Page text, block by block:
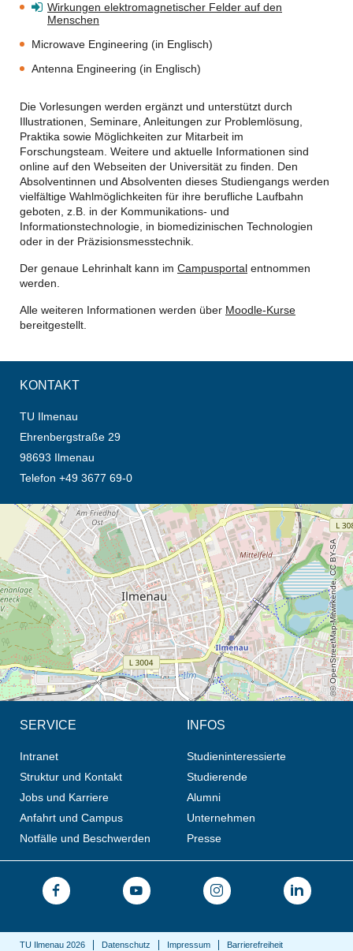
Wirkungen elektromagnetischer Felder auf den
Menschen
Microwave Engineering (in Englisch)
Antenna Engineering (in Englisch)
Die Vorlesungen werden ergänzt und unterstützt durch
Illustrationen, Seminare, Anleitungen zur Problemlösung,
Praktika sowie Möglichkeiten zur Mitarbeit im
Forschungsteam. Weitere und aktuelle Informationen sind
online auf den Webseiten der Universität zu finden. Den
Absolventinnen und Absolventen dieses Studiengangs werden
vielfältige Wahlmöglichkeiten für ihre berufliche Laufbahn
geboten, z.B. in der Kommunikations- und
Informationstechnologie, in biomedizinischen Technologien
oder in der Präzisionsmesstechnik.
Der genaue Lehrinhalt kann im Campusportal entnommen
werden.
Alle weiteren Informationen werden über Moodle-Kurse
bereitgestellt.
KONTAKT
TU Ilmenau
Ehrenbergstraße 29
98693 Ilmenau
Telefon +49 3677 69-0
Öffnet die Anfahrtsbeschreibung in neuem Tab (Karte)
© OpenStreetMap-Mitwirkende, CC BY-SA
SERVICE
Intranet
Struktur und Kontakt
Jobs und Karriere
Anfahrt und Campus
Notfälle und Beschwerden
INFOS
Studieninteressierte
Studierende
Alumni
Unternehmen
Presse
TU Ilmenau 2026 Datenschutz Impressum Barrierefreiheit